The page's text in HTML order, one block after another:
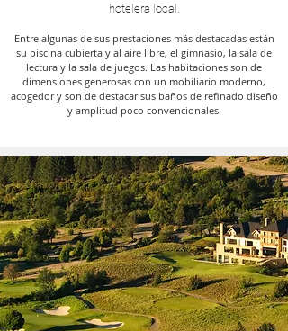
hotelera local.
Entre algunas de sus prestaciones más destacadas están
su piscina cubierta y al aire libre, el gimnasio, la sala de
lectura y la sala de juegos. Las habitaciones son de
dimensiones generosas con un mobiliario moderno,
acogedor y son de destacar sus baños de refinado diseño
y amplitud poco convencionales.